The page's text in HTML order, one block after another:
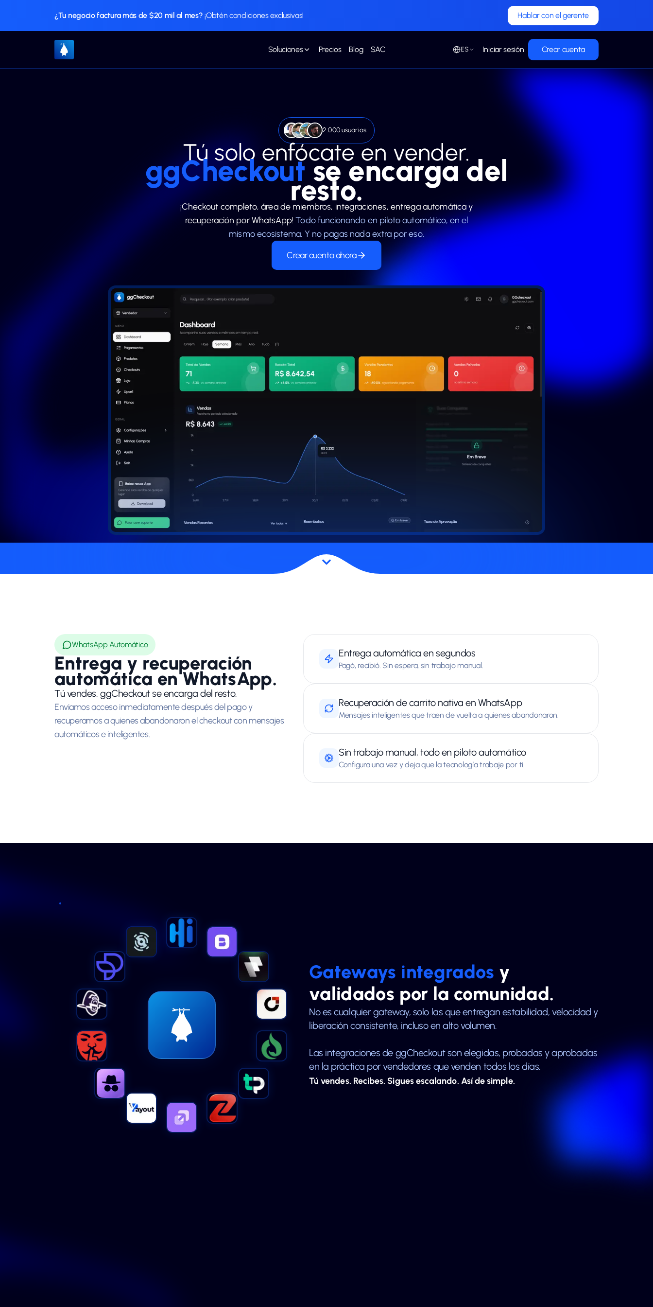
¿Tu negocio factura más de $20 mil al mes? ¡Obtén condiciones exclusivas! Hablar con el gerente
Soluciones Precios Blog SAC ES Iniciar sesión Crear cuenta
+2.000 usuarios
Tú solo enfócate en vender.
ggCheckoutse encarga del
resto.
¡Checkout completo, área de miembros, integraciones, entrega automática y
recuperación por WhatsApp! Todo funcionando en piloto automático, en el
mismo ecosistema. Y no pagas nada extra por eso.
Crear cuenta ahora
WhatsApp Automático
Entrega y recuperación
automática en WhatsApp.
Tú vendes. ggCheckout se encarga del resto.
Enviamos acceso inmediatamente después del pago y
recuperamos a quienes abandonaron el checkout con mensajes
automáticos e inteligentes.
Entrega automática en segundos
Pagó, recibió. Sin espera, sin trabajo manual.
Recuperación de carrito nativa en WhatsApp
Mensajes inteligentes que traen de vuelta a quienes abandonaron.
Sin trabajo manual, todo en piloto automático
Configura una vez y deja que la tecnología trabaje por ti.
Gateways integrados y
validados por la comunidad.
No es cualquier gateway, solo las que entregan estabilidad, velocidad y
liberación consistente, incluso en alto volumen.
Las integraciones de ggCheckout son elegidas, probadas y aprobadas
en la práctica por vendedores que venden todos los días.
Tú vendes. Recibes. Sigues escalando. Así de simple.